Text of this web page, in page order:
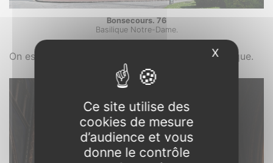
Bonsecours. 76
Basilique Notre-Dame.
On est à 145 mètres d’altitude, la vue est magnifique.
Ce site utilise des
cookies de mesure
d’audience et vous
donne le contrôle
X Masquer